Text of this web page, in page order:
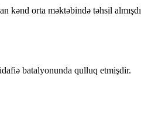
kənd orta məktəbində təhsil
batalyonunda qulluq etmişdir.